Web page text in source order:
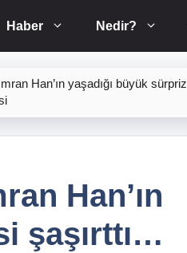
Haber Nedir?
Han’ın yaşadığı büyük sürpriz
Han’ın
şaşırttı…